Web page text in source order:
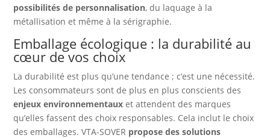
possibilités de personnalisation, du laquage à la
métallisation et même à la sérigraphie.
Emballage écologique : la durabilité au
cœur de vos choix
La durabilité est plus qu’une tendance ; c’est une nécessité.
Les consommateurs sont de plus en plus conscients des
enjeux environnementaux et attendent des marques
qu’elles fassent des choix responsables. Cela inclut le choix
des emballages. VTA-SOVER propose des solutions